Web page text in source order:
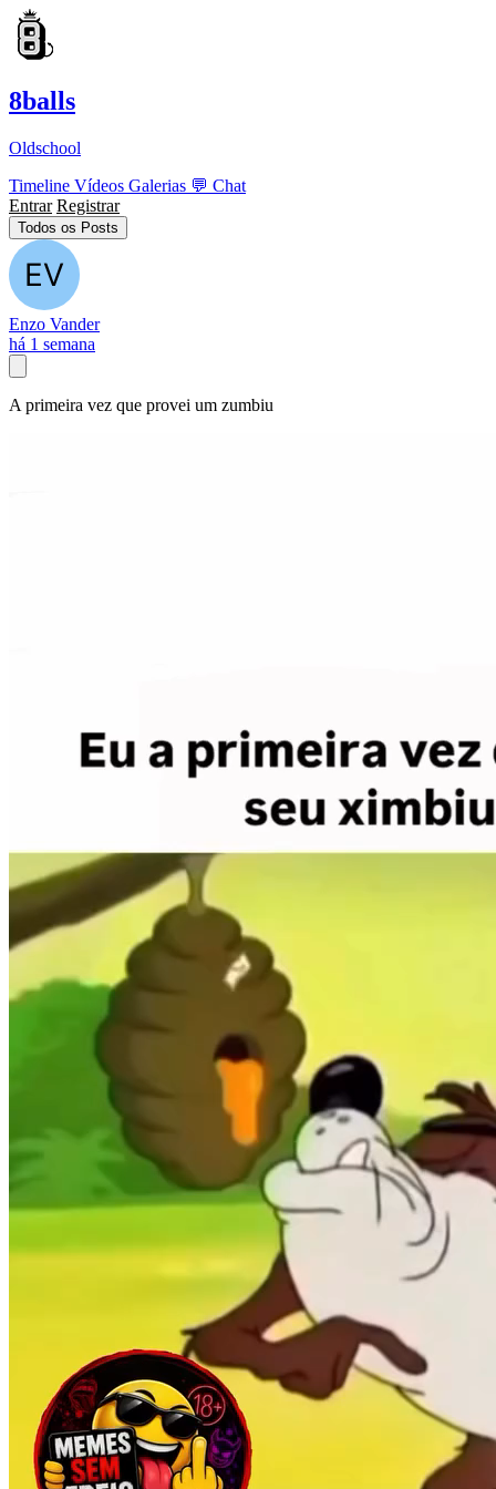
8balls
Oldschool
Timeline Vídeos Galerias 💬 Chat
Entrar Registrar
Todos os Posts
Enzo Vander
há 1 semana
A primeira vez que provei um zumbiu